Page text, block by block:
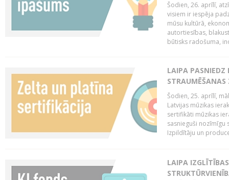
Šodien, 26. aprīlī,
visiem ir iespēja
mūsu kultūrā,
autortiesības,
būtisks radošuma,
LAIPA PASNIEDZ
Šodien, 25. aprīlī,
Latvijas mūzikas
sertifikāti mūzikas
sasnieguši nozīmīgu
Izpildītāju un
LAIPA